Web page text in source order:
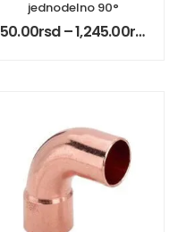
jednodelno 90°
50.00rsd–1,245.00rsd